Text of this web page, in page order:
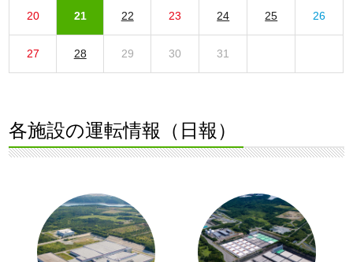
20 21 22 23 24 25 26
27 28 29 30 31
各施設の運転情報（日報）